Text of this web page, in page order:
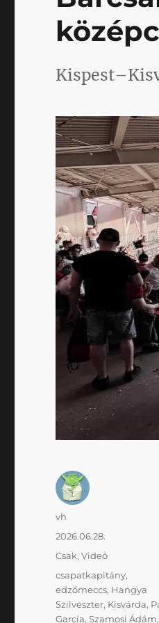
Szerző
vh
Közzétéve
2026.06.28.
Kategória
Csak,Videó
Címke
csapatkapitány,
edzőmeccs, Hangya
Szilveszter, Kisvárda,
García,Szamosi Ádám,